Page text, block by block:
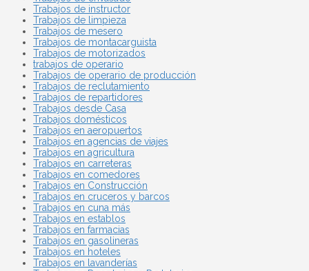
Trabajos de instructor
Trabajos de limpieza
Trabajos de mesero
Trabajos de montacarguista
Trabajos de motorizados
trabajos de operario
Trabajos de operario de producción
Trabajos de reclutamiento
Trabajos de repartidores
Trabajos desde Casa
Trabajos domésticos
Trabajos en aeropuertos
Trabajos en agencias de viajes
Trabajos en agricultura
Trabajos en carreteras
Trabajos en comedores
Trabajos en Construcción
Trabajos en cruceros y barcos
Trabajos en cuna más
Trabajos en establos
Trabajos en farmacias
Trabajos en gasolineras
Trabajos en hoteles
Trabajos en lavanderías